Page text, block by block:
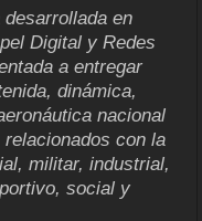
en
Digital y Redes
a entregar
dinámica,
nacional
con la
militar, industrial,
social y